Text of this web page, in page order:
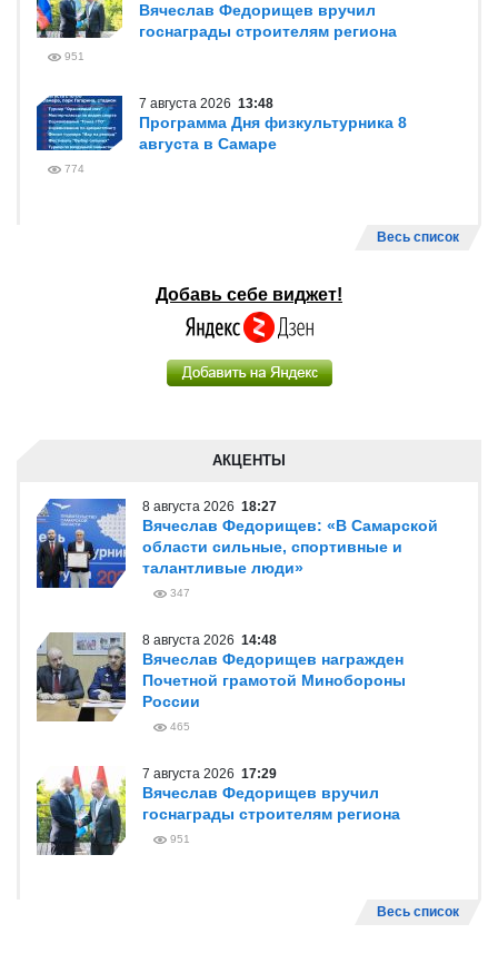
Вячеслав Федорищев вручил
госнаграды строителям региона
951
7 августа 2026 13:48
Программа Дня физкультурника 8
августа в Самаре
774
Весь список
Добавь себе виджет!
АКЦЕНТЫ
8 августа 2026 18:27
Вячеслав Федорищев: «В Самарской
области сильные, спортивные и
талантливые люди»
347
8 августа 2026 14:48
Вячеслав Федорищев награжден
Почетной грамотой Минобороны
России
465
7 августа 2026 17:29
Вячеслав Федорищев вручил
госнаграды строителям региона
951
Весь список